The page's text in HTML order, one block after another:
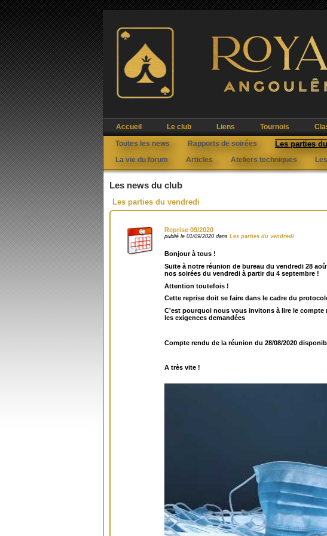
Accueil Le club Liens Tournois
Toutes les news
Rapports de soirées Les parties
La vie du forum
Articles Ateliers techniques
Les news du club
Les parties du vendredi
Reprise 09/2020
publié le 01/09/2020 dans Les parties du vendredi
Bonjour à tous !
Suite à notre réunion de bureau du vendredi 28
nos soirées du vendredi à partir du 4 septembre !
Attention toutefois !
Cette reprise doit se faire dans le cadre du
C'est pourquoi nous vous invitons à lire le compte
les exigences demandées
Compte rendu de la réunion du 28/08/2020
A très vite !